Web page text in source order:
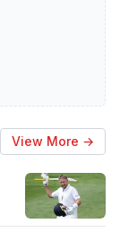
View More →